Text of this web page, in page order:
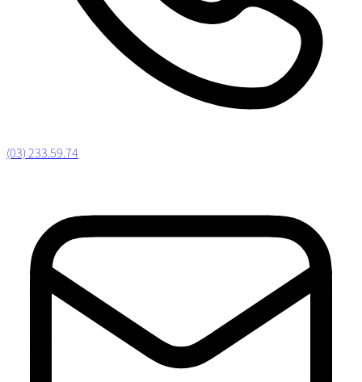
(03) 233.59.74